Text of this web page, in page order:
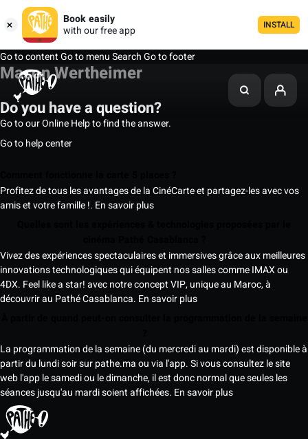
Book easily
with our free app
INSTALL
Go to contentGo to menuSearchGo to footer
Mason Wertheimer
Do you have a question?
Go to our Online Help to find the answer.
Go to help center
Profitez de tous les avantages de la CinéCarte et partagez-les avec vos
amis et votre famille !. En savoir plus
Vivez des expériences spectaculaires et immersives grâce aux meilleures
innovations technologiques qui équipent nos salles comme IMAX ou
4DX. Feel like a star! avec notre concept VIP, unique au Maroc, à
découvrir au Pathé Casablanca. En savoir plus
La programmation de la semaine (du mercredi au mardi) est disponible à
partir du lundi soir sur pathe.ma ou via l'app. Si vous consultez le site
web l'app le samedi ou le dimanche, il est donc normal que seules les
séances jusqu'au mardi soient affichées. En savoir plus